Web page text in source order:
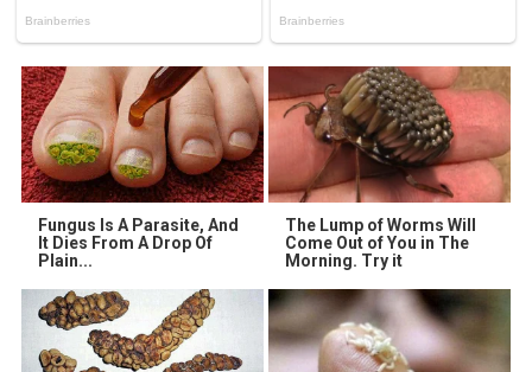
Fungus Is A Parasite, And
It Dies From A Drop Of
Plain...
The Lump of Worms Will
Come Out of You in The
Morning. Try it